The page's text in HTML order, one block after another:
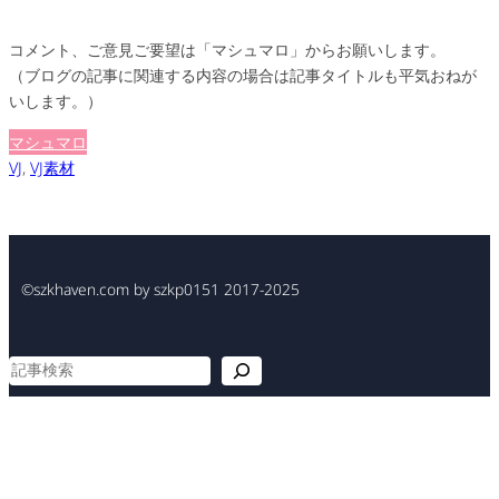
コメント、ご意見ご要望は「マシュマロ」からお願いします。
（ブログの記事に関連する内容の場合は記事タイトルも平気おねが
いします。）
マシュマロ
VJ, VJ素材
©szkhaven.com by szkp0151 2017-2025
検
索